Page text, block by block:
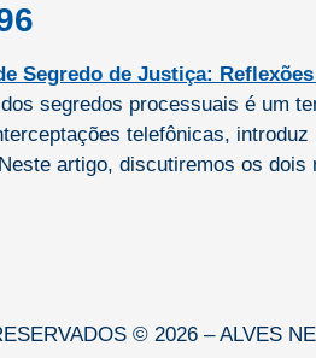
segredos processuais é um
telefônicas,
artigo, discutiremos os
© 2026 – ALVES